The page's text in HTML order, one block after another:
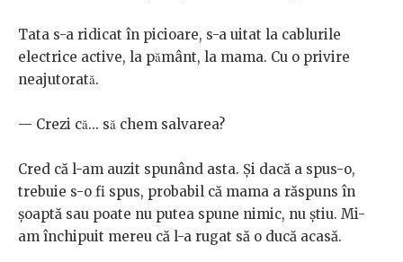
Tata s-a ridicat în picioare, s-a uitat la cablurile
electrice active, la pământ, la mama. Cu o privire
neajutorată.
— Crezi că... să chem salvarea?
Cred că l-am auzit spunând asta. Și dacă a spus-o,
trebuie s-o fi spus, probabil că mama a răspuns în
șoaptă sau poate nu putea spune nimic, nu știu. Mi-
am închipuit mereu că l-a rugat să o ducă acasă.